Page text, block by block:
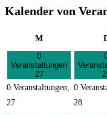
Kalender von
MMontag
0
Veranstaltungen
27
0 Veranstaltungen,
27
0
28